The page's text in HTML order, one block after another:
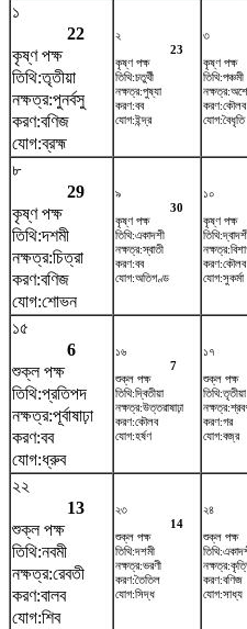
১
22
কৃষ্ণ পক্ষ
তিথি:তৃতীয়া
নক্ষত্র:পুনর্বসু
করণ:বণিজ
যোগ:ব্রহ্ম
২
23
কৃষ্ণ পক্ষ
তিথি:চতুর্থী
নক্ষত্র:পুষ্যা
করণ:বব
যোগ:ইন্দ্র
৩
কৃষ্ণ পক্ষ
তিথি:পঞ্চমী
করণ:কৌলব
যোগ:বৈধৃতি
৮
29
কৃষ্ণ পক্ষ
তিথি:দশমী
নক্ষত্র:চিত্রা
করণ:বণিজ
যোগ:শোভন
৯
30
কৃষ্ণ পক্ষ
তিথি:একাদশী
নক্ষত্র:স্বাতী
করণ:বব
যোগ:অতিগণ্ড
১০
কৃষ্ণ পক্ষ
করণ:কৌলব
যোগ:সুকর্মা
১৫
6
শুক্ল পক্ষ
তিথি:প্রতিপদ
নক্ষত্র:পূর্বাষাঢ়া
করণ:বব
যোগ:ধ্রুব
১৬
7
শুক্ল পক্ষ
তিথি:দ্বিতীয়া
নক্ষত্র:উত্তরাষাঢ়া
করণ:কৌলব
যোগ:হর্ষণ
১৭
শুক্ল পক্ষ
তিথি:তৃতীয়া
করণ:গর
যোগ:বজ্র
২২
13
শুক্ল পক্ষ
তিথি:নবমী
নক্ষত্র:রেবতী
করণ:বালব
যোগ:শিব
২৩
14
শুক্ল পক্ষ
তিথি:দশমী
নক্ষত্র:ভরণী
করণ:তৈতিল
যোগ:সিদ্ধ
২৪
শুক্ল পক্ষ
করণ:বণিজ
যোগ:সাধ্য